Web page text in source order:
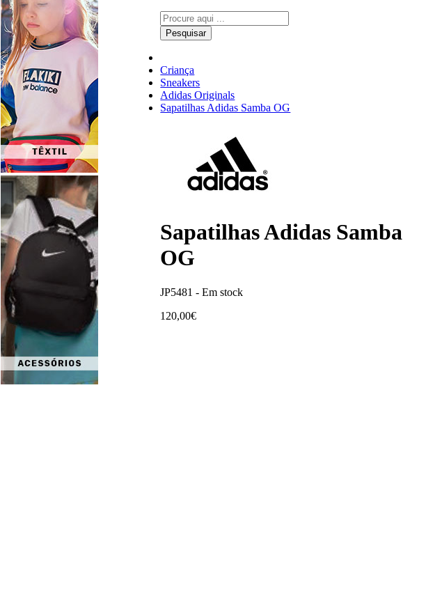
Pesquisar
Criança
Sneakers
Adidas Originals
Sapatilhas Adidas Samba OG
Sapatilhas Adidas Samba
OG
JP5481 -Em stock
120,00€